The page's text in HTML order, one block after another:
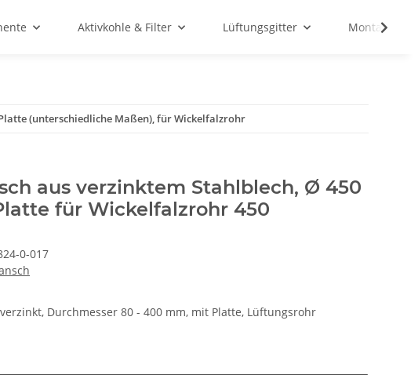
Aktivkohle & Filter Lüftungsgitter
(unterschiedliche Maßen), für Wickelfalzrohr
aus verzinktem Stahlblech, Ø 450
für Wickelfalzrohr 450
0-017
Durchmesser 80 - 400 mm, mit Platte, Lüftungsrohr